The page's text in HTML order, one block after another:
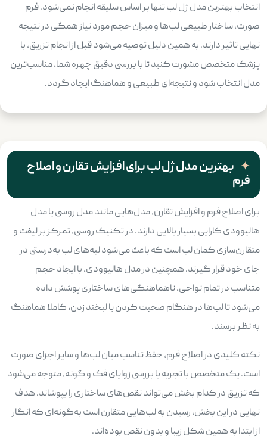
انتخاب بهترین مدل ژل لب تنها بر اساس سلیقه انجام نمی‌شود. فرم
صورت، ساختار طبیعی لب‌ها و میزان حجم مورد نیاز همگی در نتیجه
نهایی تاثیر دارند. به همین دلیل توصیه می‌شود قبل از انجام تزریق، با
پزشک متخصص مشورت کنید تا با بررسی دقیق چهره شما، مناسب‌ترین
مدل انتخاب شود و نتیجه‌ای طبیعی و هماهنگ ایجاد گردد.
بهترین مدل ژل لب برای افزایش تقارن و اصلاح
فرم
برای اصلاح فرم و افزایش تقارن، مدل‌هایی مانند مدل روسی یا مدل
هالیوودی کارایی بسیار بالایی دارند. در تکنیک روسی، تمرکز بر لیفت و
متقارن‌سازی کمان لب است که باعث می‌شود لبه‌های لب به‌درستی در
جای خود قرار گیرند. همچنین در مدل هالیوودی، با ایجاد حجم
متناسب در تمام نواحی، ناهماهنگی‌های ساختاری پوشش داده
می‌شود تا لب‌ها در هنگام صحبت کردن یا لبخند زدن، کاملا هماهنگ
به نظر برسند.
نکته کلیدی در اصلاح فرم، حفظ تناسب میان لب‌ها و سایر اجزای صورت
است. یک متخصص با تجربه با بررسی زوایای فک و گونه، متوجه می‌شود
که تزریق در کدام بخش می‌تواند نقص‌های ساختاری را بپوشاند. هدف
نهایی در این بخش، رسیدن به لب‌هایی متقارن است به‌گونه‌ای که انگار
از ابتدا به همین شکل زیبا و بدون نقص بوده‌اند.